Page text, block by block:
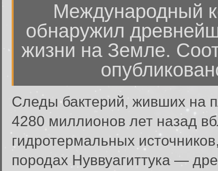
Международный
обнаружил
жизни на Земле.
Следы бактерий, живших на
4280 миллионов лет назад
гидротермальных
породах Нуввуагиттука —